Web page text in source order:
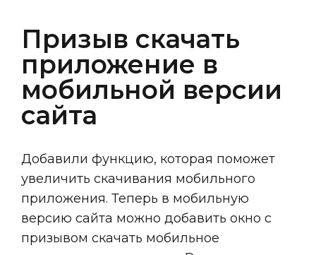
Призыв скачать
приложение в
мобильной версии
сайта
Добавили функцию, которая поможет
увеличить скачивания мобильного
приложения. Теперь в мобильную
версию сайта можно добавить окно с
призывом скачать мобильное